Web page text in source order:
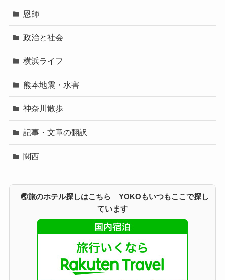
恩師
政治と社会
横浜ライフ
熊本地震・水害
神奈川散歩
記事・文章の翻訳
関西
🌏旅のホテル探しはこちら YOKOもいつもここで探し
ています